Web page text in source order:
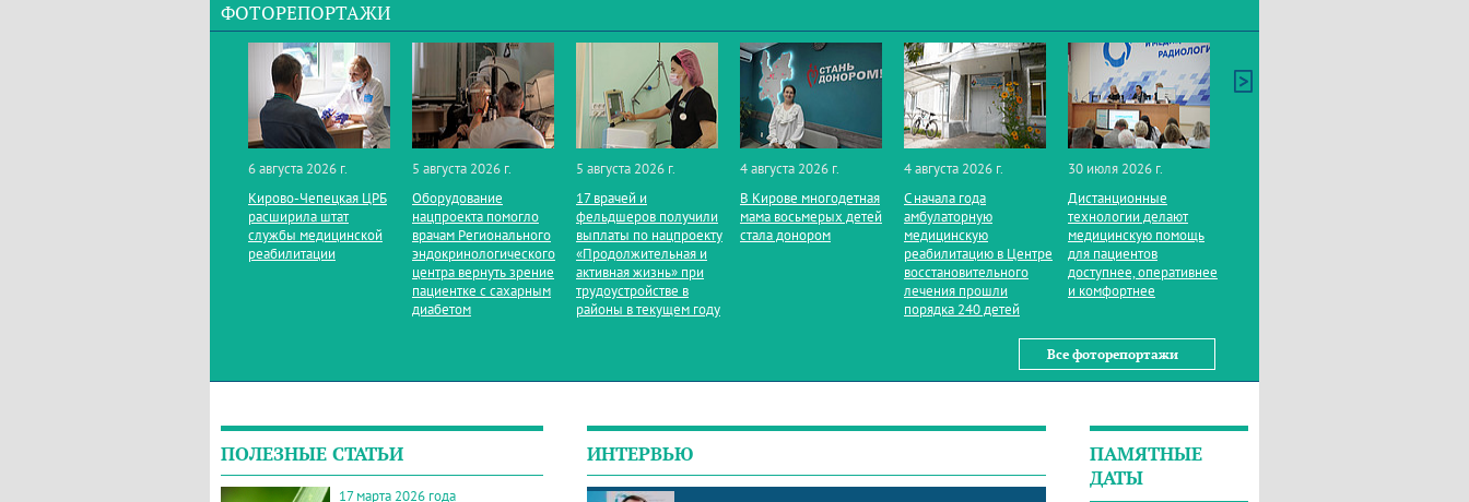
ФОТОРЕПОРТАЖИ
6 августа 2026 г.
Кирово‑Чепецкая ЦРБ
расширила штат
службы медицинской
реабилитации
5 августа 2026 г.
Оборудование
нацпроекта помогло
врачам Регионального
эндокринологического
центра вернуть зрение
пациентке с сахарным
диабетом
5 августа 2026 г.
17 врачей и
фельдшеров получили
выплаты по нацпроекту
«Продолжительная и
активная жизнь» при
трудоустройстве в
районы в текущем году
4 августа 2026 г.
В Кирове многодетная
мама восьмерых детей
стала донором
4 августа 2026 г.
С начала года
амбулаторную
медицинскую
реабилитацию в Центре
восстановительного
лечения прошли
порядка 240 детей
30 июля 2026 г.
Дистанционные
технологии делают
медицинскую помощь
для пациентов
доступнее, оперативнее
и комфортнее
Все фоторепортажи
ПОЛЕЗНЫЕ СТАТЬИ
17 марта 2026 года
ИНТЕРВЬЮ
ПАМЯТНЫЕ
ДАТЫ